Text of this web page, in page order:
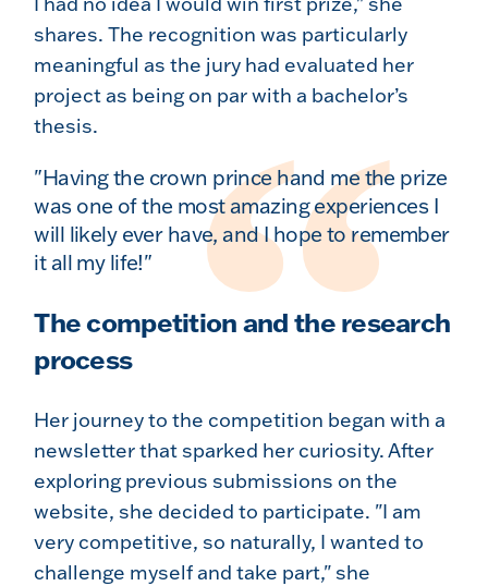
shares. The recognition was particularly
meaningful as the jury had evaluated her
project as being on par with a bachelor’s
thesis.
"Having the crown prince hand me the prize
was one of the most amazing experiences I
will likely ever have, and I hope to remember
it all my life!"
The competition and the research
process
Her journey to the competition began with a
newsletter that sparked her curiosity. After
exploring previous submissions on the
website, she decided to participate. "I am
very competitive, so naturally, I wanted to
challenge myself and take part," she